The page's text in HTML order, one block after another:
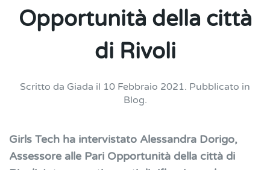
Opportunità della città
di Rivoli
Scritto da Giada il 10 Febbraio 2021. Pubblicato in
Blog.
Girls Tech ha intervistato Alessandra Dorigo,
Assessore alle Pari Opportunità della città di